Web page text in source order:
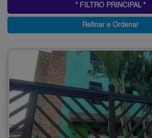
* FILTRO PRINCIPAL *
Refinar e Ordenar